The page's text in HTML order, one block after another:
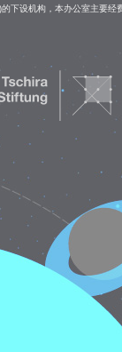
下设机构，本办公室主要